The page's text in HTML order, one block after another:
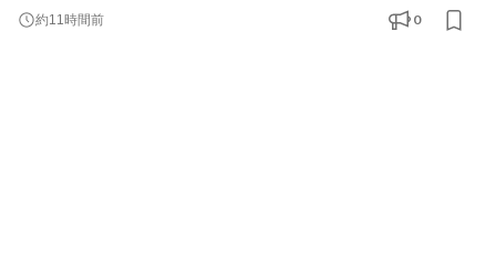
極的に募集しています。 AIを相棒に、圧倒的なスピードと品質を
実現し、最先端の技術を使いこなすエンジニアへ成長したい方を
約11時間前 0